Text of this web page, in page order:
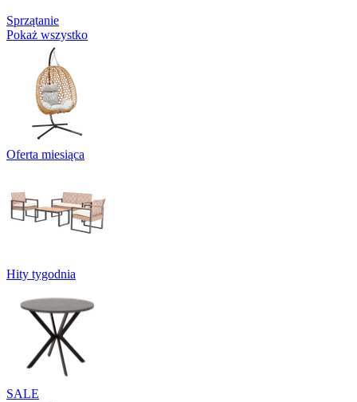
Sprzątanie
Pokaż wszystko
Oferta miesiąca
Hity tygodnia
SALE